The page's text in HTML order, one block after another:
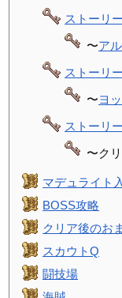
ストーリ
〜ア
ストーリ
〜ヨ
ストーリ
〜ク
マデュライト
BOSS攻略
クリア後のお
スカウトQ
闘技場